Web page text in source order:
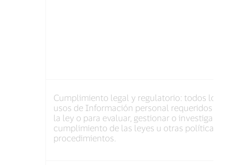
Cumplimiento legal y regulatorio: todos los
usos de Información personal requeridos
la ley o para evaluar, gestionar o investigar el
cumplimiento de las leyes u otras políticas y
procedimientos.